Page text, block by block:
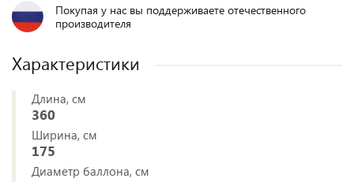
Покупая у нас вы поддерживаете отечественного
производителя
Характеристики
Длина, см
360
Ширина, см
175
Диаметр баллона, см